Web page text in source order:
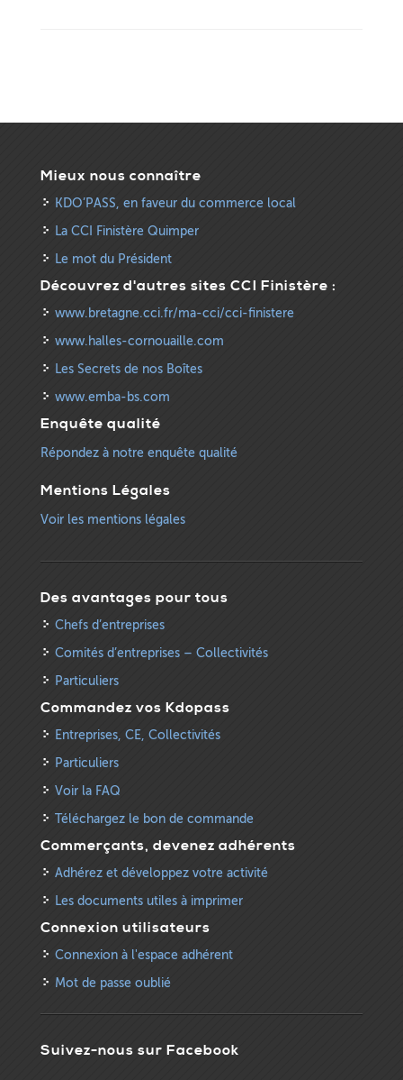
Mieux nous connaître
KDO’PASS, en faveur du commerce local
La CCI Finistère Quimper
Le mot du Président
Découvrez d'autres sites CCI Finistère :
www.bretagne.cci.fr/ma-cci/cci-finistere
www.halles-cornouaille.com
Les Secrets de nos Boîtes
www.emba-bs.com
Enquête qualité
Répondez à notre enquête qualité
Mentions Légales
Voir les mentions légales
Des avantages pour tous
Chefs d’entreprises
Comités d’entreprises – Collectivités
Particuliers
Commandez vos Kdopass
Entreprises, CE, Collectivités
Particuliers
Voir la FAQ
Téléchargez le bon de commande
Commerçants, devenez adhérents
Adhérez et développez votre activité
Les documents utiles à imprimer
Connexion utilisateurs
Connexion à l'espace adhérent
Mot de passe oublié
Suivez-nous sur Facebook